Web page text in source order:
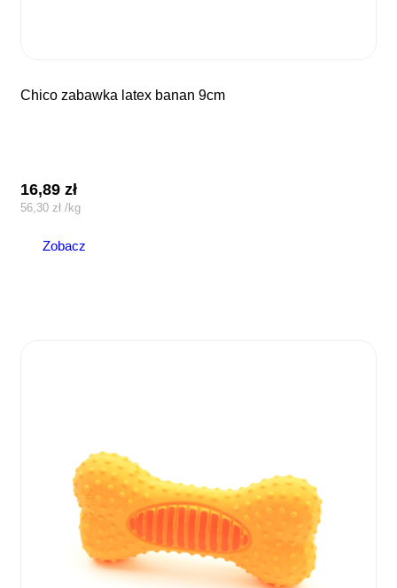
chico zabawka latex banan 9cm
16,89zł
56,30 zł /kg
Zobacz